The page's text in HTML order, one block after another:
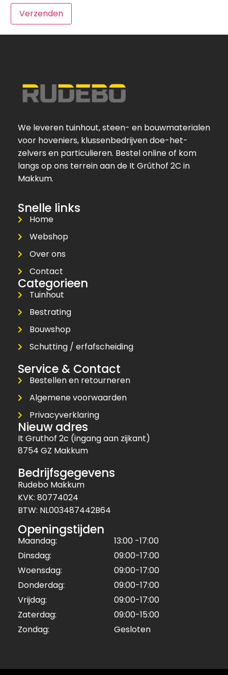
We leveren tuinhout, steen- en bouwmaterialen
voor hoveniers, klussenbedrijven doe-het-
zelvers en particulieren. Bestel online of kom
langs op ons terrein aan de It Grûthof 2C in
Makkum.
Snelle links
Home
Webshop
Over ons
Contact
Categorieen
Tuinhout
Bestrating
Bouwshop
Schutting / erfafscheiding
Service & Contact
Bestellen en retourneren
Algemene voorwaarden
Privacyverklaring
Nieuw adres
It Gruthof 2c (ingang aan zijkant)
8754 GZ Makkum
Bedrijfsgegevens
Rudebo Makkum
KVK: 80774024
BTW: NL003487442B64
Openingstijden
Maandag:
13:00 -17:00
Dinsdag:
09:00-17:00
Woensdag:
09:00-17:00
Donderdag:
09:00-17:00
Vrijdag:
09:00-17:00
Zaterdag:
09:00-15:00
Zondag:
Gesloten